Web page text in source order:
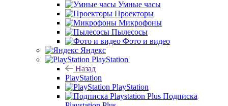
Умные часы
Проекторы
Микрофоны
Пылесосы
Фото и видео
Яндекс
PlayStation
Назад
PlayStation
PlayStation
Подписка